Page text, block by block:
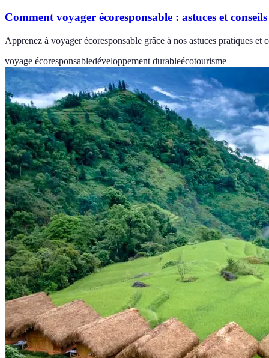
Comment voyager écoresponsable : astuces et
Apprenez à voyager écoresponsable grâce à nos astuces pratiques
voyage écoresponsabledéveloppement durableécotourisme